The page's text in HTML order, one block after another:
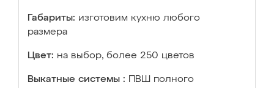
Габариты: изготовим кухню любого
размера
Цвет: на выбор, более 250 цветов
Выкатные системы :
ПВШ полного